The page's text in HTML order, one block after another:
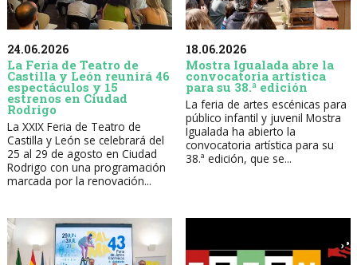
24.06.2026
La Feria de Teatro de
Castilla y León reunirá 46
espectáculos y 15
estrenos en Ciudad
Rodrigo
La XXIX Feria de Teatro de
Castilla y León se celebrará del
25 al 29 de agosto en Ciudad
Rodrigo con una programación
marcada por la renovación...
18.06.2026
Mostra Igualada abre la
convocatoria artística
para su 38.ª edición
La feria de artes escénicas para
público infantil y juvenil Mostra
Igualada ha abierto la
convocatoria artística para su
38.ª edición, que se...